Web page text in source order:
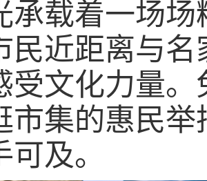
承载着一场
民近距离与
受文化力量
市集的惠民
及。